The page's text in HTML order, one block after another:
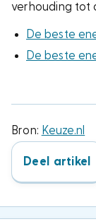
verhouding tot
De beste
De beste
Bron: Keuze.nl
Deel artikel